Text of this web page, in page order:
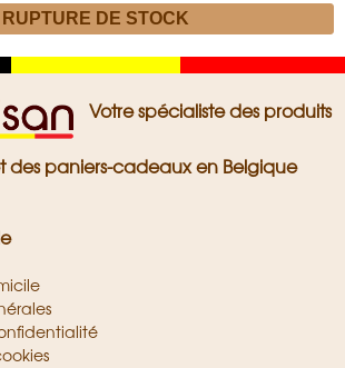
Votre spécialiste des produits
des paniers-cadeaux en Belgique